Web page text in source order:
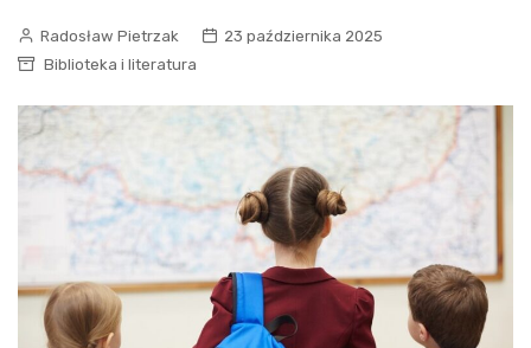
Radosław Pietrzak
23 października 2025
Biblioteka i literatura